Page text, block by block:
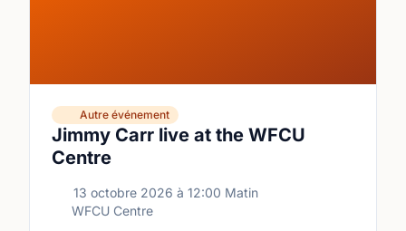
Jimmy Carr live at the WFCU
Centre
Autre événement
13 octobre 2026 à 12:00 Matin
WFCU Centre